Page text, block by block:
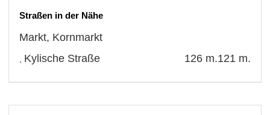
Straßen in der Nähe
Markt, Kornmarkt
121 m.
Kylische Straße 126 m.